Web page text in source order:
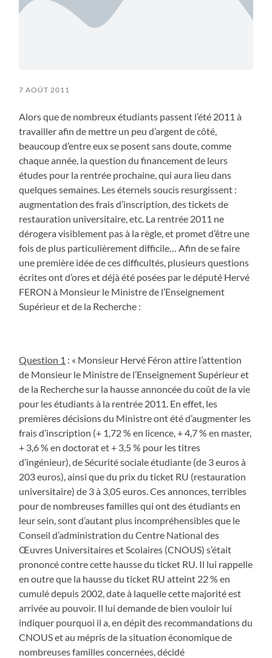
7 AOÛT 2011
Alors que de nombreux étudiants passent l’été 2011 à
travailler afin de mettre un peu d’argent de côté,
beaucoup d’entre eux se posent sans doute, comme
chaque année, la question du financement de leurs
études pour la rentrée prochaine, qui aura lieu dans
quelques semaines. Les éternels soucis resurgissent :
augmentation des frais d’inscription, des tickets de
restauration universitaire, etc. La rentrée 2011 ne
dérogera visiblement pas à la règle, et promet d’être une
fois de plus particulièrement difficile… Afin de se faire
une première idée de ces difficultés, plusieurs questions
écrites ont d’ores et déjà été posées par le député Hervé
FERON à Monsieur le Ministre de l’Enseignement
Supérieur et de la Recherche :
Question 1 : « Monsieur Hervé Féron attire l’attention
de Monsieur le Ministre de l’Enseignement Supérieur et
de la Recherche sur la hausse annoncée du coût de la vie
pour les étudiants à la rentrée 2011. En effet, les
premières décisions du Ministre ont été d’augmenter les
frais d’inscription (+ 1,72 % en licence, + 4,7 % en master,
+ 3,6 % en doctorat et + 3,5 % pour les titres
d’ingénieur), de Sécurité sociale étudiante (de 3 euros à
203 euros), ainsi que du prix du ticket RU (restauration
universitaire) de 3 à 3,05 euros. Ces annonces, terribles
pour de nombreuses familles qui ont des étudiants en
leur sein, sont d’autant plus incompréhensibles que le
Conseil d’administration du Centre National des
Œuvres Universitaires et Scolaires (CNOUS) s’était
prononcé contre cette hausse du ticket RU. Il lui rappelle
en outre que la hausse du ticket RU atteint 22 % en
cumulé depuis 2002, date à laquelle cette majorité est
arrivée au pouvoir. Il lui demande de bien vouloir lui
indiquer pourquoi il a, en dépit des recommandations du
CNOUS et au mépris de la situation économique de
nombreuses familles concernées, décidé